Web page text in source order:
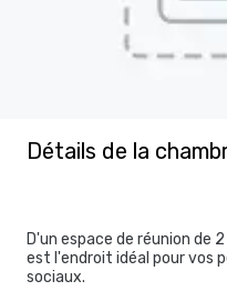
Détails de la
D'un espace de réunion de
est l'endroit idéal pour vos
sociaux.